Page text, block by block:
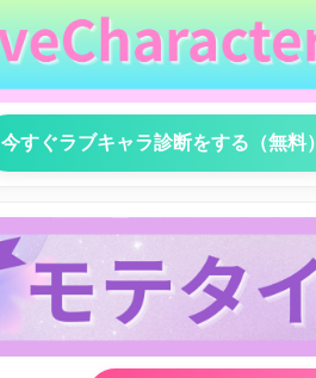
今すぐラブキャラ診断をする（無料）